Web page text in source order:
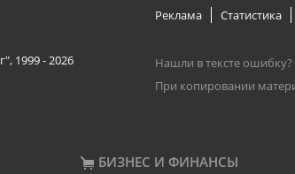
1999 - 2026
Реклама Статистика
Нашли в тексте
При копировании
БИЗНЕС И ФИНАНСЫ